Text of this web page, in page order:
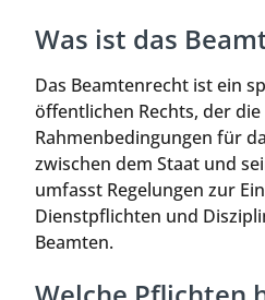
Was ist das
Das Beamtenrecht ist ein
öffentlichen Rechts, der
Rahmenbedingungen für
zwischen dem Staat und
umfasst Regelungen zur
Dienstpflichten und
Beamten.